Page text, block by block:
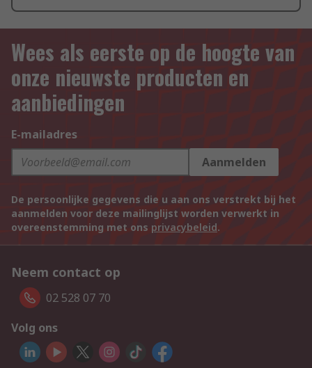
Wees als eerste op de hoogte van
onze nieuwste producten en
aanbiedingen
E-mailadres
Aanmelden
De persoonlijke gegevens die u aan ons verstrekt bij het
aanmelden voor deze mailinglijst worden verwerkt in
overeenstemming met ons privacybeleid.
Neem contact op
02 528 07 70
Volg ons